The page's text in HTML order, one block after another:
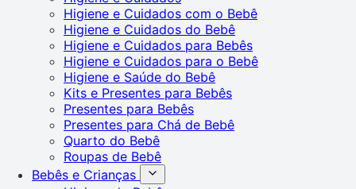
Higiene e Cuidados com o Bebê
Higiene e Cuidados do Bebê
Higiene e Cuidados para Bebês
Higiene e Cuidados para o Bebê
Higiene e Saúde do Bebê
Kits e Presentes para Bebês
Presentes para Bebês
Presentes para Chá de Bebê
Quarto do Bebê
Roupas de Bebê
Bebês e Crianças